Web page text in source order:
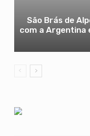
São Brás de
com a Argentina